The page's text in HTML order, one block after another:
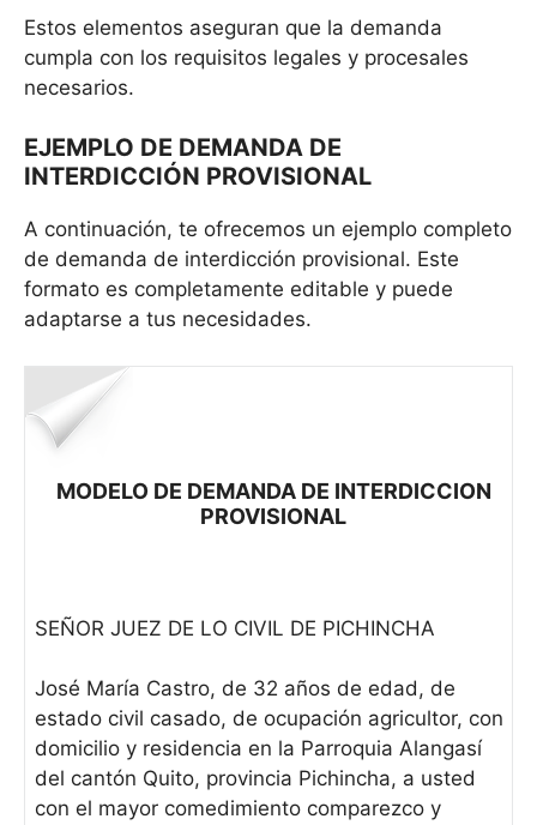
Estos elementos aseguran que la demanda
cumpla con los requisitos legales y procesales
necesarios.
EJEMPLO DE DEMANDA DE
INTERDICCIÓN PROVISIONAL
A continuación, te ofrecemos un ejemplo completo
de demanda de interdicción provisional. Este
formato es completamente editable y puede
adaptarse a tus necesidades.
MODELO DE DEMANDA DE INTERDICCION
PROVISIONAL
SEÑOR JUEZ DE LO CIVIL DE PICHINCHA
José María Castro, de 32 años de edad, de
estado civil casado, de ocupación agricultor, con
domicilio y residencia en la Parroquia Alangasí
del cantón Quito, provincia Pichincha, a usted
con el mayor comedimiento comparezco y